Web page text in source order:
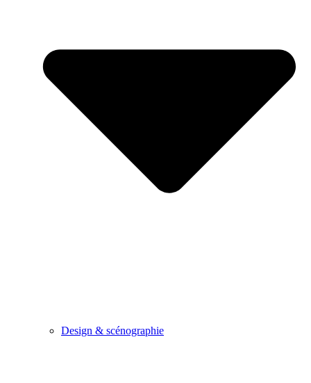
Design & scénographie